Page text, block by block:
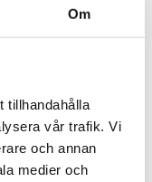
Om
tillhandahålla
vår trafik. Vi
och annan
medier och